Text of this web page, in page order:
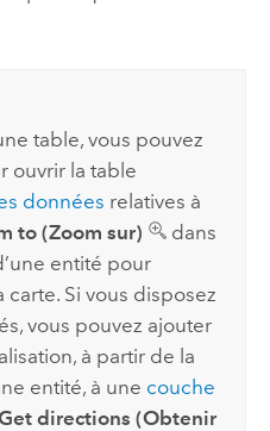
table, vous pouvez
ouvrir la table
données relatives à
to (Zoom sur)
dans
entité pour
carte. Si vous disposez
vous pouvez ajouter
à partir de la
entité, à une couche
directions (Obtenir